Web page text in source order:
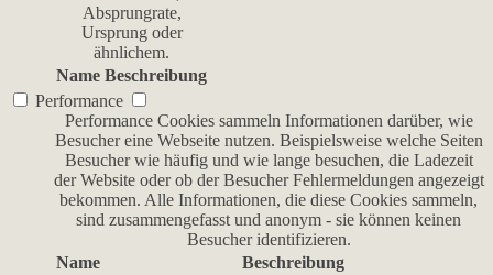
Absprungrate,
Ursprung oder
ähnlichem.
Name Beschreibung
Performance
Performance Cookies sammeln Informationen darüber, wie
Besucher eine Webseite nutzen. Beispielsweise welche Seiten
Besucher wie häufig und wie lange besuchen, die Ladezeit
der Website oder ob der Besucher Fehlermeldungen angezeigt
bekommen. Alle Informationen, die diese Cookies sammeln,
sind zusammengefasst und anonym - sie können keinen
Besucher identifizieren.
Name
Beschreibung